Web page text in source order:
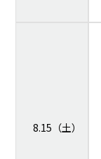
8.15（土）